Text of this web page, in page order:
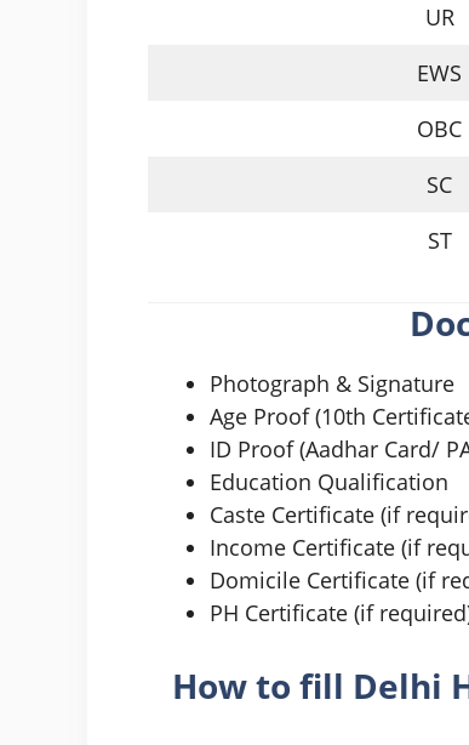
UR
EWS
OBC
SC
ST
Photograph & Signature
Age Proof (10th
ID Proof (Aadhar Card/
Education Qualification
Caste Certificate (if
Income Certificate (if
Domicile Certificate (if
PH Certificate (if
How to fill Delhi